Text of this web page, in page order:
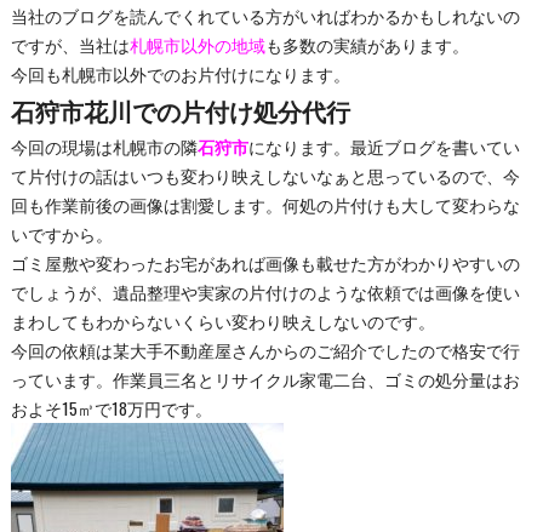
当社のブログを読んでくれている方がいればわかるかもしれないの
ですが、当社は札幌市以外の地域も多数の実績があります。
今回も札幌市以外でのお片付けになります。
石狩市花川での片付け処分代行
今回の現場は札幌市の隣石狩市になります。最近ブログを書いてい
て片付けの話はいつも変わり映えしないなぁと思っているので、今
回も作業前後の画像は割愛します。何処の片付けも大して変わらな
いですから。
ゴミ屋敷や変わったお宅があれば画像も載せた方がわかりやすいの
でしょうが、遺品整理や実家の片付けのような依頼では画像を使い
まわしてもわからないくらい変わり映えしないのです。
今回の依頼は某大手不動産屋さんからのご紹介でしたので格安で行
っています。作業員三名とリサイクル家電二台、ゴミの処分量はお
およそ15㎥で18万円です。